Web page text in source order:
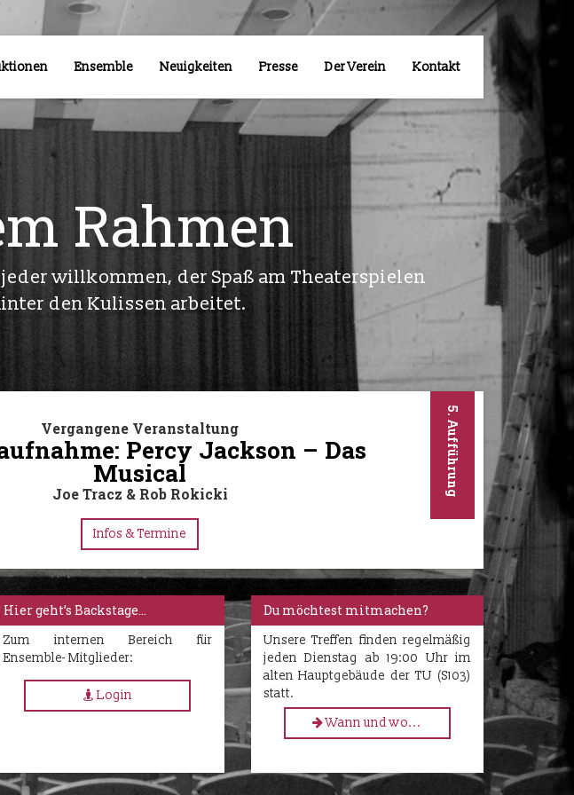
Ensemble Neuigkeiten Presse Der Verein Kontakt
Rahmen
willkommen, der Spaß am Theaterspielen
den Kulissen arbeitet.
Vergangene Veranstaltung
Percy Jackson – Das
Musical
Joe Tracz & Rob Rokicki
Infos & Termine
5. Aufführung
Hier geht’s Backstage…
Zum internen Bereich für
Ensemble- Mitglieder:
Login
Du möchtest mitmachen?
Unsere Treffen finden regelmäßig
jeden Dienstag ab 19:00 Uhr im
alten Hauptgebäude der TU (S103)
statt.
Wann und wo...